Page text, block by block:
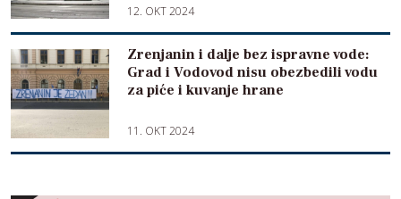
12. OKT 2024
Zrenjanin i dalje bez ispravne vode:
Grad i Vodovod nisu obezbedili vodu
za piće i kuvanje hrane
11. OKT 2024